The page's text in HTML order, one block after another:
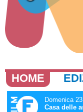
HOME
Domenica
Casa delle